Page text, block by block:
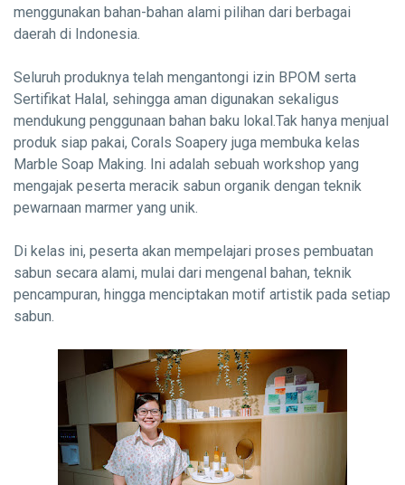
menggunakan bahan-bahan alami pilihan dari berbagai
daerah di Indonesia.
Seluruh produknya telah mengantongi izin BPOM serta
Sertifikat Halal, sehingga aman digunakan sekaligus
mendukung penggunaan bahan baku lokal.Tak hanya menjual
produk siap pakai, Corals Soapery juga membuka kelas
Marble Soap Making. Ini adalah sebuah workshop yang
mengajak peserta meracik sabun organik dengan teknik
pewarnaan marmer yang unik.
Di kelas ini, peserta akan mempelajari proses pembuatan
sabun secara alami, mulai dari mengenal bahan, teknik
pencampuran, hingga menciptakan motif artistik pada setiap
sabun.